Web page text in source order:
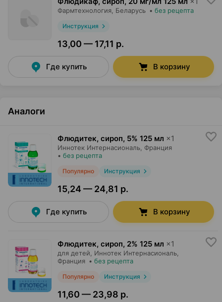
Фармтехнология , Беларусь • без рецепта
Инструкция
13,00 — 17,11 р.
Где купить В корзину
Аналоги
Флюдитек, сироп, 5% 125 мл ×1
Иннотек Интернасиональ , Франция
• без рецепта
Популярно Инструкция
15,24 — 24,81 р.
Где купить В корзину
Флюдитек, сироп, 2% 125 мл ×1
для детей, Иннотек Интернасиональ
Франция • без рецепта
Популярно Инструкция
11,60 — 23,98 р.